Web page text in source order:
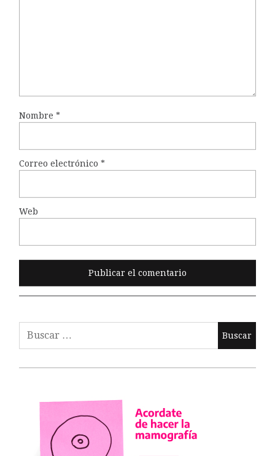
Nombre *
Correo electrónico *
Web